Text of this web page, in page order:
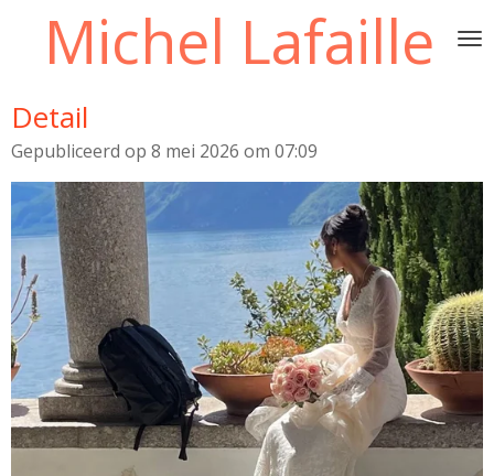
hoofdinhoud
Michel Lafaille
Detail
Gepubliceerd op 8 mei 2026 om 07:09